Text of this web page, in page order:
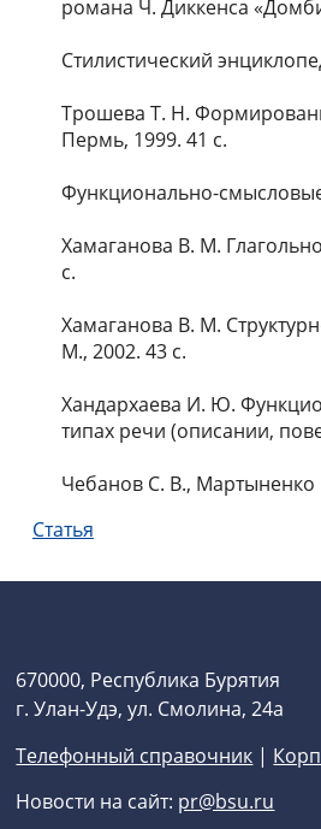
романа Ч. Диккенса
Стилистический
Трошева Т. Н.
Пермь, 1999. 41 с.
Функционально-
Хамаганова В. М.
с.
Хамаганова В. М.
М., 2002. 43 с.
Хандархаева И. Ю.
типах речи (описании,
Чебанов С. В., Мартыненко
Статья
670000, Республика Бурятия
г. Улан-Удэ, ул. Смолина, 24а
Телефонный справочник |
Новости на сайт: pr@bsu.ru